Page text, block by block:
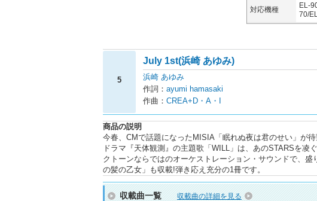
対応機種
EL-
70/
5
July 1st(浜崎 あゆみ)
浜崎 あゆみ
作詞： ayumi hamasaki
作曲： CREA+D・A・I
商品の説明
今春、CMで話題になったMISIA「眠れぬ夜は君のせい」が
ドラマ『天体観測』の主題歌「WILL」は、あのSTARSを
クトーンならではのオーケストレーション・サウンドで、
の髪の乙女」も収載!弾き応え充分の1冊です。
収載曲一覧 収載曲の詳細を見る